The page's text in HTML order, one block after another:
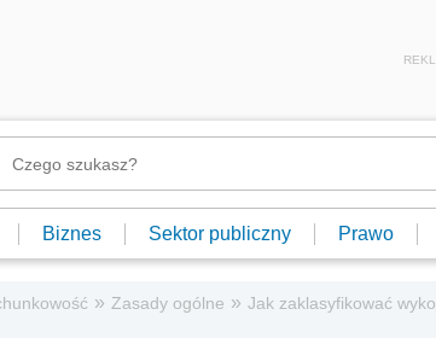
Biznes Sektor publiczny Prawo
» Zasady ogólne » Jak zaklasyfikować